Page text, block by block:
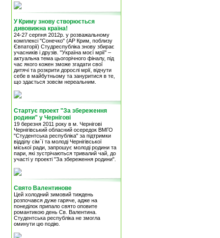
У Криму знову створюється
дивовижна країна!
24-27 серпня 2012р. у розважальному
комплексі "Сонечко" (АР Крим, поблизу
Євпаторії) Студреспубліка знову збирає
учасників і друзів. "Україна моєї мрії" –
актуальна тема цьогорічного фіналу, під
час якого кожен зможе згадати свої
дитячі та розкрити дорослі мрії, відчути
себе в майбутньому та зануритися в те,
що здається зовсім нереальним.
Стартує проект "За збереження
родини" у Чернігові
19 березня 2011 року в м. Чернігові
Чернігівський обласний осередок ВМГО
"Студентська республіка" за підтримки
відділу сім`ї та молоді Чернігівської
міської ради, запрошує молоді родини та
пари, які зустрічаються тривалий чай, до
участі у проекті "За збереження родини".
Свято Валентинове
Цей холодний зимовий тиждень
розпочався дуже гаряче, адже на
понеділок припало свято оповите
романтикою день Св. Валентина.
Студентська республіка не змогла
оминути цю подію.